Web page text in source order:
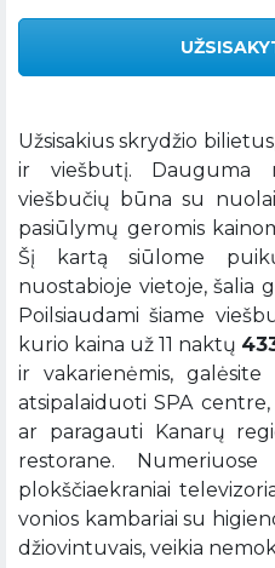
Užsisakius skrydžio
ir viešbutį. Dauguma
viešbučių būna su
pasiūlymų geromis
Šį kartą siūlome
nuostabioje vietoje, šalia
Poilsiaudami šiame
kurio kaina už 11 naktų
ir vakarienėmis,
atsipalaiduoti SPA
ar paragauti Kanarų
restorane.
plokščiaekraniai
vonios kambariai su
džiovintuvais, veikia